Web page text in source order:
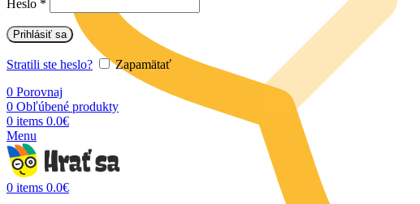
Heslo *
Prihlásiť sa
Stratili ste heslo?
Zapamätať
0 Porovnaj
0 Obľúbené produkty
0 items 0.0€
Menu
0 items 0.0€